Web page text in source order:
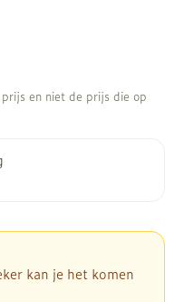
en niet de prijs die op
kan je het komen